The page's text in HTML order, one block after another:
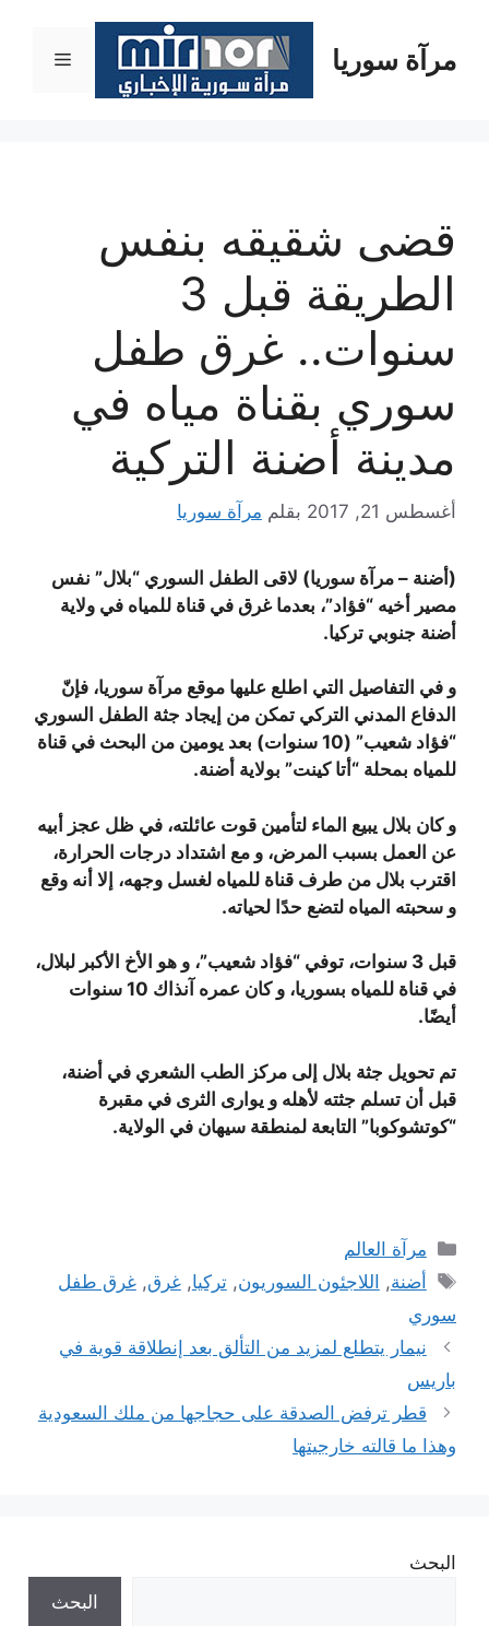
المحتوىمرآة سوريا القائمة
قضى شقيقه بنفس
الطريقة قبل 3
سنوات.. غرق طفل
سوري بقناة مياه في
مدينة أضنة التركية
أغسطس 21, 2017 بقلم مرآة سوريا
(أضنة – مرآة سوريا) لاقى الطفل السوري “بلال” نفس
مصير أخيه “فؤاد”، بعدما غرق في قناة للمياه في ولاية
أضنة جنوبي تركيا.
و في التفاصيل التي اطلع عليها موقع مرآة سوريا، فإنّ
الدفاع المدني التركي تمكن من إيجاد جثة الطفل السوري
“فؤاد شعيب” (10 سنوات) بعد يومين من البحث في قناة
للمياه بمحلة “أتا كينت” بولاية أضنة.
و كان بلال يبيع الماء لتأمين قوت عائلته، في ظل عجز أبيه
عن العمل بسبب المرض، و مع اشتداد درجات الحرارة،
اقترب بلال من طرف قناة للمياه لغسل وجهه، إلا أنه وقع
و سحبته المياه لتضع حدًا لحياته.
قبل 3 سنوات، توفي “فؤاد شعيب”، و هو الأخ الأكبر لبلال،
في قناة للمياه بسوريا، و كان عمره آنذاك 10 سنوات
أيضًا.
تم تحويل جثة بلال إلى مركز الطب الشعري في أضنة،
قبل أن تسلم جثته لأهله و يوارى الثرى في مقبرة
“كوتشوكوبا” التابعة لمنطقة سيهان في الولاية.
التصنيفات
مرآة العالم
الوسوم
أضنة, اللاجئون السوريون,تركيا,غرق,غرق طفل
سوري
نيمار يتطلع لمزيد من التألق بعد إنطلاقة قوية في
باريس
قطر ترفض الصدقة على حجاجها من ملك السعودية
وهذا ما قالته خارجيتها
البحث
البحث